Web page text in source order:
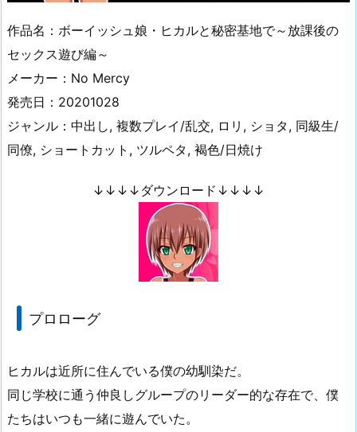
作品名：ボーイッシュ娘・ヒカルと秘密基地で～放課後の
セックス遊び編～
メーカー：No Mercy
発売日：20201028
ジャンル：中出し, 複数プレイ/乱交, ロリ, ショタ, 同級生/
同僚, ショートカット, ツルペタ, 褐色/日焼け
↓↓↓↓ダウンロード↓↓↓↓
プロローグ
ヒカルは近所に住んでいる僕の幼馴染だ。
同じ学校に通う仲良しグループのリーダー的な存在で、僕
たちはいつも一緒に遊んでいた。